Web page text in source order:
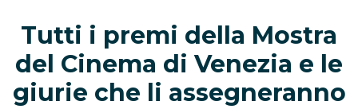
Tutti i premi della Mostra
del Cinema di Venezia e le
giurie che li assegneranno